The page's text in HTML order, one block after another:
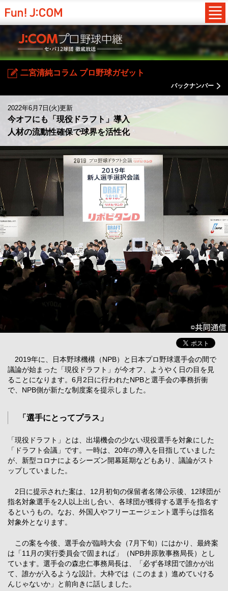
二宮清純コラム プロ野球ガゼット
バックナンバー
2022年6月7日(火)更新
今オフにも「現役ドラフト」導入
人材の流動性確保で球界を活性化
2019年に、日本野球機構（NPB）と日本プロ野球選手会の間で
議論が始まった「現役ドラフト」が今オフ、ようやく日の目を見
ることになります。6月2日に行われたNPBと選手会の事務折衝
で、NPB側が新たな制度案を提示しました。
「選手にとってプラス」
「現役ドラフト」とは、出場機会の少ない現役選手を対象にした
「ドラフト会議」です。一時は、20年の導入を目指していました
が、新型コロナによるシーズン開幕延期などもあり、議論がスト
ップしていました。
2日に提示された案は、12月初旬の保留者名簿公示後、12球団が
指名対象選手を2人以上出し合い、各球団が獲得する選手を指名す
るというもの。なお、外国人やフリーエージェント選手らは指名
対象外となります。
この案を今後、選手会が臨時大会（7月下旬）にはかり、最終案
は「11月の実行委員会で固まれば」（NPB井原敦事務局長）とし
ています。選手会の森忠仁事務局長は、「必ず各球団で誰かが出
て、誰かが入るような設計。大枠では（このまま）進めていける
んじゃないか」と前向きに話しました。